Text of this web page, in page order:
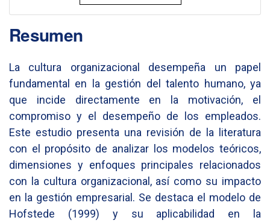
Resumen
La cultura organizacional desempeña un papel
fundamental en la gestión del talento humano, ya
que incide directamente en la motivación, el
compromiso y el desempeño de los empleados.
Este estudio presenta una revisión de la literatura
con el propósito de analizar los modelos teóricos,
dimensiones y enfoques principales relacionados
con la cultura organizacional, así como su impacto
en la gestión empresarial. Se destaca el modelo de
Hofstede (1999) y su aplicabilidad en la